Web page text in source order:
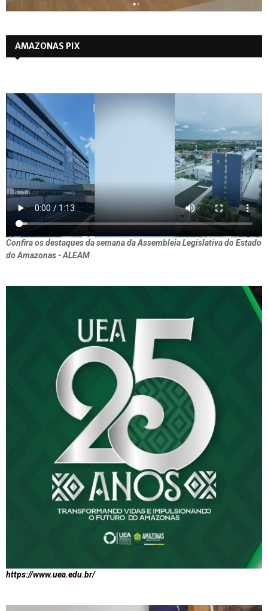
AMAZONAS PIX
Confira os destaques da semana da Assembleia Legislativa do Estado
do Amazonas - ALEAM
https://www.uea.edu.br/